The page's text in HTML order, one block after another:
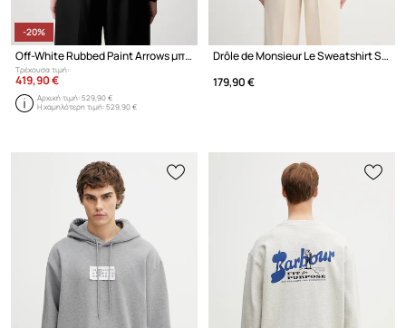
-20%
Off-White Rubbed Paint Arrows μπλούζα με κουκούλα βαμβακερή ανδρική
Τρέχουσα τιμή:
419,90 €
Αρχική τιμή:529,90 €
Η χαμηλότερη τιμή:529,90 €
Drôle de Monsieur Le Sweatshirt Slogan μπλούζα βαμβακερή ανδρική
179,90 €